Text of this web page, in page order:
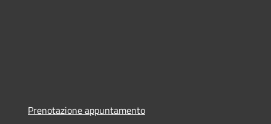
Prenotazione appuntamento